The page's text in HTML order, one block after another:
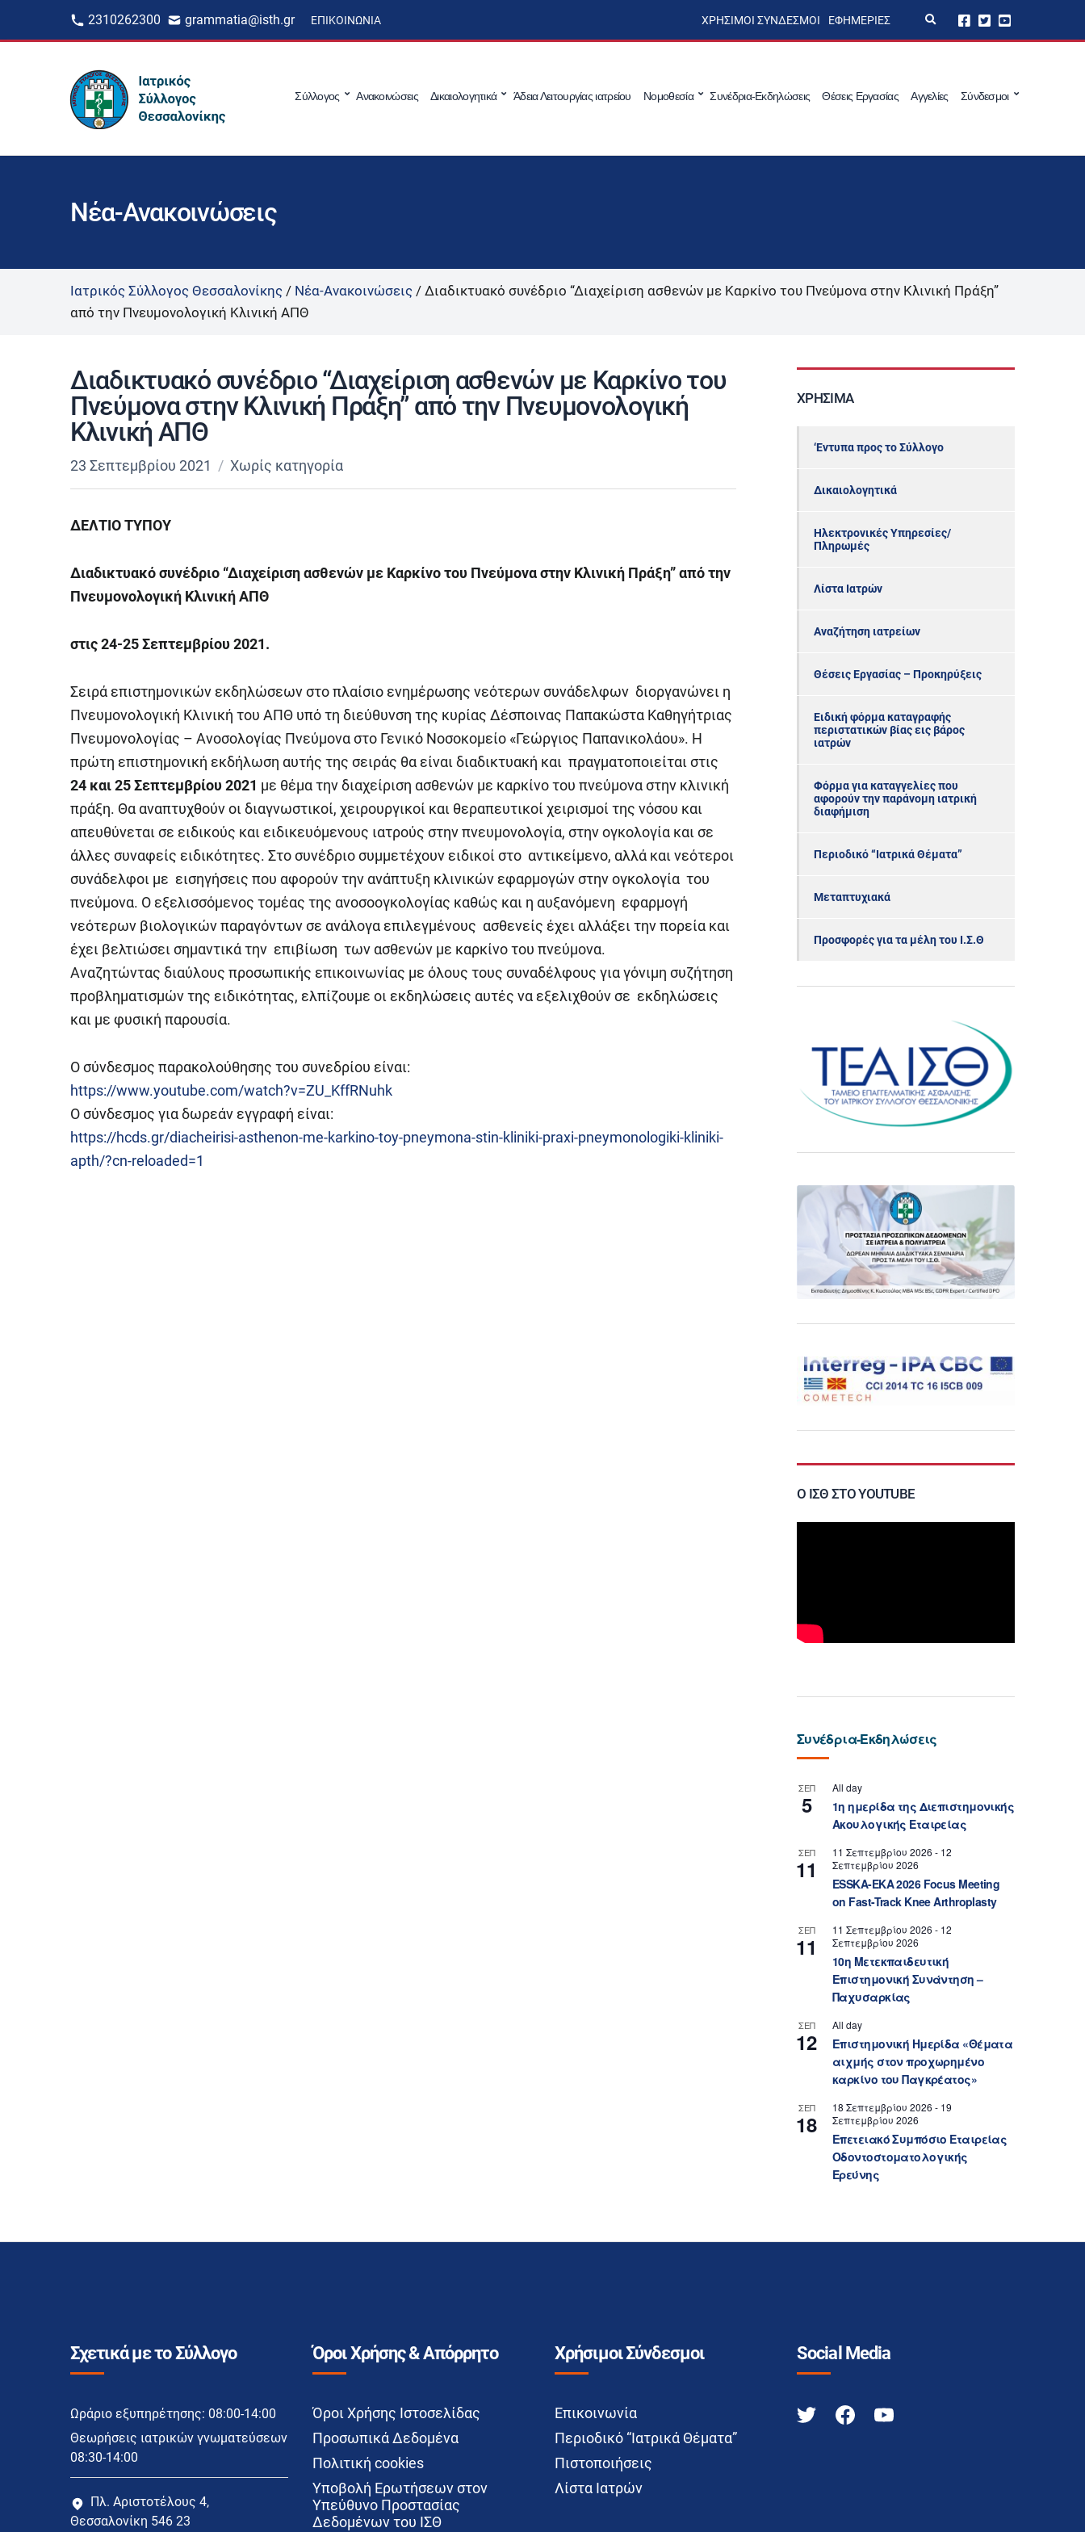
2310262300 grammatia@isth.gr ΕΠΙΚΟΙΝΩΝΊΑ ΧΡΉΣΙΜΟΙ ΣΎΝΔΕΣΜΟΙ ΕΦΗΜΕΡΊΕΣ
p
s
e
Σύλλογος Ανακοινώσεις Δικαιολογητικά Άδεια Λειτουργίας ιατρείου Νομοθεσία Συνέδρια-Εκδηλώσεις Θέσεις Εργασίας Αγγελίες Σύνδεσμοι
Νέα-Ανακοινώσεις
Ιατρικός Σύλλογος Θεσσαλονίκης / Νέα-Ανακοινώσεις / Διαδικτυακό συνέδριο “Διαχείριση ασθενών με Καρκίνο του Πνεύμονα στην Κλινική Πράξη”
από την Πνευμονολογική Κλινική ΑΠΘ
Διαδικτυακό συνέδριο “Διαχείριση ασθενών με Καρκίνο του
Πνεύμονα στην Κλινική Πράξη” από την Πνευμονολογική
Κλινική ΑΠΘ
23 Σεπτεμβρίου 2021 Χωρίς κατηγορία
ΔΕΛΤΙΟΤΥΠΟΥ
Διαδικτυακό συνέδριο “Διαχείριση ασθενών με Καρκίνο του Πνεύμονα στην Κλινική Πράξη” από την
Πνευμονολογική Κλινική ΑΠΘ
στις 24-25 Σεπτεμβρίου 2021.
Σειρά επιστημονικών εκδηλώσεων στο πλαίσιο ενημέρωσης νεότερων συνάδελφων διοργανώνει η
Πνευμονολογική Κλινική του ΑΠΘ υπό τη διεύθυνση της κυρίας Δέσποινας Παπακώστα Καθηγήτριας
Πνευμονολογίας – Ανοσολογίας Πνεύμονα στο Γενικό Νοσοκομείο «Γεώργιος Παπανικολάου». Η
πρώτη επιστημονική εκδήλωση αυτής της σειράς θα είναι διαδικτυακή και πραγματοποιείται στις
24 και 25 Σεπτεμβρίου 2021 με θέμα την διαχείριση ασθενών με καρκίνο του πνεύμονα στην κλινική
πράξη. Θα αναπτυχθούν οι διαγνωστικοί, χειρουργικοί και θεραπευτικοί χειρισμοί της νόσου και
απευθύνεται σε ειδικούς και ειδικευόμενους ιατρούς στην πνευμονολογία, στην ογκολογία και σε
άλλες συναφείς ειδικότητες. Στο συνέδριο συμμετέχουν ειδικοί στο αντικείμενο, αλλά και νεότεροι
συνάδελφοι με εισηγήσεις που αφορούν την ανάπτυξη κλινικών εφαρμογών στην ογκολογία του
πνεύμονα. Ο εξελισσόμενος τομέας της ανοσοογκολογίας καθώς και η αυξανόμενη εφαρμογή
νεότερων βιολογικών παραγόντων σε ανάλογα επιλεγμένους ασθενείς έχει αλλάξει την πορεία και
έχει βελτιώσει σημαντικά την επιβίωση των ασθενών με καρκίνο του πνεύμονα.
Αναζητώντας διαύλους προσωπικής επικοινωνίας με όλους τους συναδέλφους για γόνιμη συζήτηση
προβληματισμών της ειδικότητας, ελπίζουμε οι εκδηλώσεις αυτές να εξελιχθούν σε εκδηλώσεις
και με φυσική παρουσία.
Ο σύνδεσμος παρακολούθησης του συνεδρίου είναι:
https://www.youtube.com/watch?v=ZU_KffRNuhk
Ο σύνδεσμος για δωρεάν εγγραφή είναι:
https://hcds.gr/diacheirisi-asthenon-me-karkino-toy-pneymona-stin-kliniki-praxi-pneymonologiki-kliniki-
apth/?cn-reloaded=1
ΧΡΉΣΙΜΑ
‘Εντυπα προς το Σύλλογο
Δικαιολογητικά
Ηλεκτρονικές Υπηρεσίες/
Πληρωμές
Λίστα Ιατρών
Αναζήτηση ιατρείων
Θέσεις Εργασίας – Προκηρύξεις
Ειδική φόρμα καταγραφής
περιστατικών βίας εις βάρος
ιατρών
Φόρμα για καταγγελίες που
αφορούν την παράνομη ιατρική
διαφήμιση
Περιοδικό “Ιατρικά Θέματα”
Μεταπτυχιακά
Προσφορές για τα μέλη του Ι.Σ.Θ
Ο ΙΣΘ ΣΤΟ YOUTUBE
Συνέδρια-Εκδηλώσεις
ΣΕΠ
5
All day
1η ημερίδα της Διεπιστημονικής
Ακουλογικής Εταιρείας
ΣΕΠ
11
11 Σεπτεμβρίου 2026 - 12
Σεπτεμβρίου 2026
ESSKA-EKA 2026 Focus Meeting
on Fast-Track Knee Arthroplasty
ΣΕΠ
11
11 Σεπτεμβρίου 2026 - 12
Σεπτεμβρίου 2026
10η Μετεκπαιδευτική
Επιστημονική Συνάντηση –
Παχυσαρκίας
ΣΕΠ
12
All day
Επιστημονική Ημερίδα «Θέματα
αιχμής στον προχωρημένο
καρκίνο του Παγκρέατος»
ΣΕΠ
18
18 Σεπτεμβρίου 2026 - 19
Σεπτεμβρίου 2026
Επετειακό Συμπόσιο Εταιρείας
Οδοντοστοματολογικής
Ερεύνης
Σχετικά με το Σύλλογο
Ωράριο εξυπηρέτησης: 08:00-14:00
Θεωρήσεις ιατρικών γνωματεύσεων
08:30-14:00
Πλ. Αριστοτέλους 4,
Θεσσαλονίκη 546 23
Όροι Χρήσης & Απόρρητο
Όροι Χρήσης Ιστοσελίδας
Προσωπικά Δεδομένα
Πολιτική cookies
Υποβολή Ερωτήσεων στον
Υπεύθυνο Προστασίας
Δεδομένων του ΙΣΘ
Χρήσιμοι Σύνδεσμοι
Επικοινωνία
Περιοδικό “Ιατρικά Θέματα”
Πιστοποιήσεις
Λίστα Ιατρών
Social Media